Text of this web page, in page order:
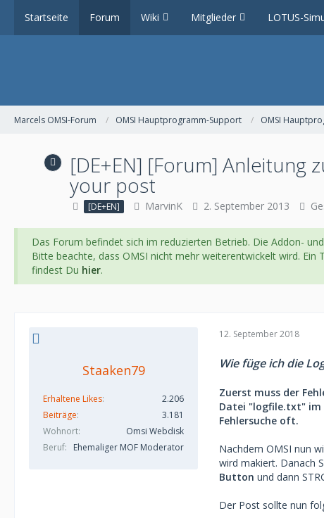
Startseite Forum Wiki Mitglieder LOTUS-
Marcels OMSI-Forum OMSI Hauptprogramm-Support OMSI
[DE+EN] [Forum] Anleitung
your post
[DE+EN] MarvinK 2. September 2013
Das Forum befindet sich im reduzierten Betrieb. Die Addon-
Bitte beachte, dass OMSI nicht mehr weiterentwickelt wird.
findest Du hier.
Staaken79
Erhaltene Likes
2.206
Beiträge
3.181
Wohnort
Omsi Webdisk
Beruf
Ehemaliger MOF Moderator
12. September 2018
Wie füge ich die
Zuerst muss der
Datei "logfile.txt" im
Fehlersuche oft.
Nachdem OMSI nun
wird makiert. Danach
Button und dann
Der Post sollte nun